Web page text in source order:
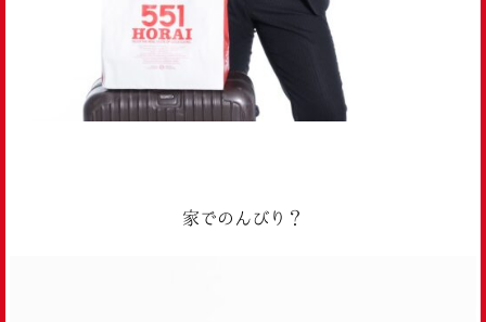
家でのんびり？